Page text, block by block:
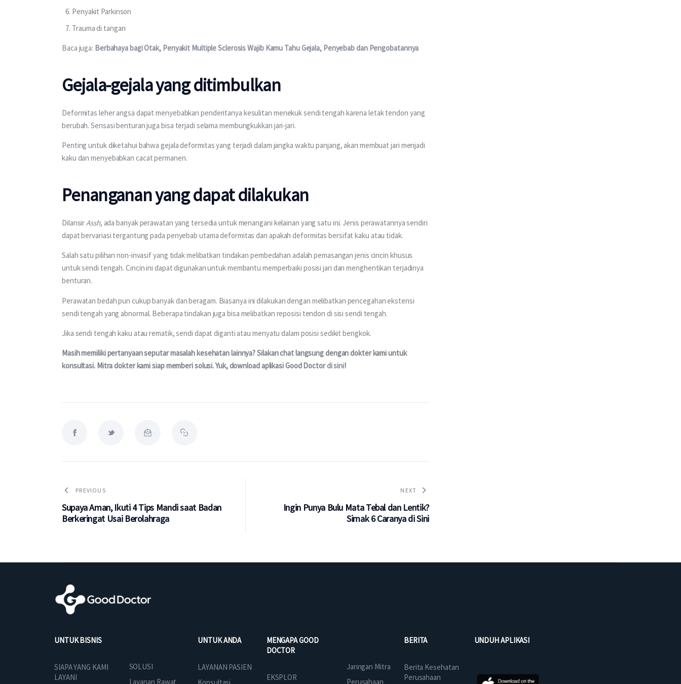
Penyakit Parkinson
Trauma di tangan
Baca juga: Berbahaya bagi Otak, Penyakit Multiple Sclerosis Wajib Kamu Tahu Gejala, Penyebab dan Pengobatannya
Gejala-gejala yang ditimbulkan
Deformitas leher angsa dapat menyebabkan penderitanya kesulitan menekuk sendi tengah karena letak tendon yang
berubah. Sensasi benturan juga bisa terjadi selama membungkukkan jari-jari.
Penting untuk diketahui bahwa gejala deformitas yang terjadi dalam jangka waktu panjang, akan membuat jari menjadi
kaku dan menyebabkan cacat permanen.
Penanganan yang dapat dilakukan
Dilansir Assh, ada banyak perawatan yang tersedia untuk menangani kelainan yang satu ini. Jenis perawatannya sendiri
dapat bervariasi tergantung pada penyebab utama deformitas dan apakah deformitas bersifat kaku atau tidak.
Salah satu pilihan non-invasif yang tidak melibatkan tindakan pembedahan adalah pemasangan jenis cincin khusus
untuk sendi tengah. Cincin ini dapat digunakan untuk membantu memperbaiki posisi jari dan menghentikan terjadinya
benturan.
Perawatan bedah pun cukup banyak dan beragam. Biasanya ini dilakukan dengan melibatkan pencegahan ekstensi
sendi tengah yang abnormal. Beberapa tindakan juga bisa melibatkan reposisi tendon di sisi sendi tengah.
Jika sendi tengah kaku atau rematik, sendi dapat diganti atau menyatu dalam posisi sedikit bengkok.
Masih memiliki pertanyaan seputar masalah kesehatan lainnya? Silakan chat langsung dengan dokter kami untuk
konsultasi. Mitra dokter kami siap memberi solusi. Yuk, download aplikasi Good Doctor di sini!
PREVIOUS
Supaya Aman, Ikuti 4 Tips Mandi saat Badan
Berkeringat Usai Berolahraga
NEXT
Ingin Punya Bulu Mata Tebal dan Lentik?
Simak 6 Caranya di Sini
UNTUK BISNIS
SIAPA YANG KAMI
LAYANI
SOLUSI
Layanan Rawat
UNTUK ANDA
LAYANAN PASIEN
Konsultasi
MENGAPA GOOD
DOCTOR
EKSPLOR
Jaringan Mitra
Perusahaan
BERITA
Berita Kesehatan
Perusahaan
UNDUH APLIKASI